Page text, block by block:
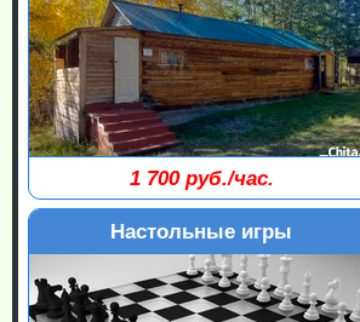
2 Бани вместимостью до 6 человек.
Бронирование только от 2-х часов.
Бронирование до 00:00 ч.
1 700 руб./час.
Настольные игры